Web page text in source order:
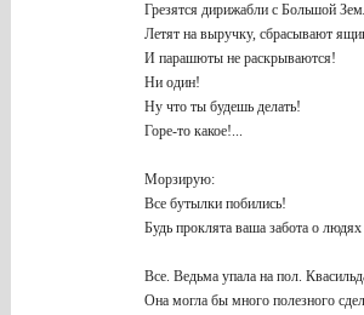
Грезятся дирижабли с Большой
Летят на выручку, сбрасывают
И парашюты не раскрываются!
Ни один!
Ну что ты будешь делать!
Горе-то какое!...
Морзирую:
Все бутылки побились!
Будь проклята ваша забота о
Все. Ведьма упала на пол.
Она могла бы много полезного